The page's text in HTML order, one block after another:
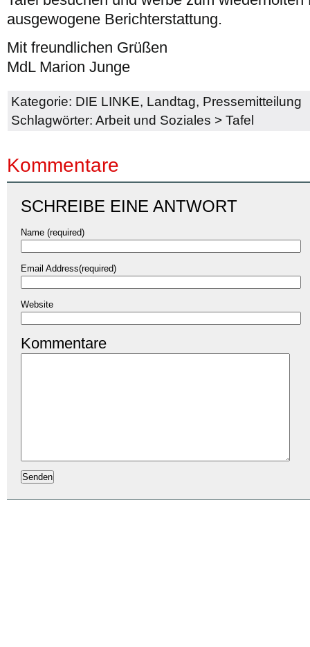
ausgewogene Berichterstattung.
Mit freundlichen Grüßen
MdL Marion Junge
Kategorie: DIE LINKE, Landtag, Pressemitteilung
Schlagwörter: Arbeit und Soziales > Tafel
Kommentare
SCHREIBE EINE ANTWORT
Name (required)
Email Address(required)
Website
Kommentare